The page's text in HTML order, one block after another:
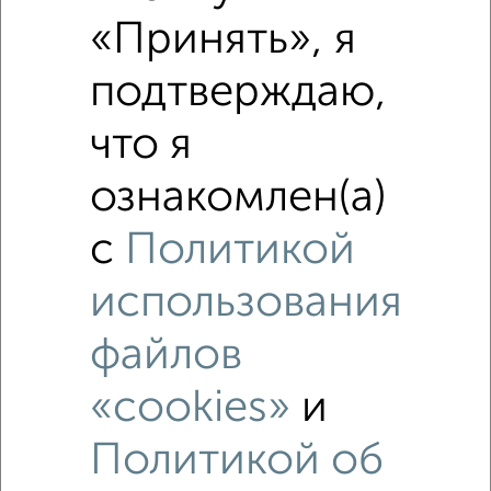
Рядом, с меньшей ценой
Недалеко от жилой комплекс Атлантида с ценой ниже
«Принять», я
подтверждаю,
что я
ознакомлен(а)
с Политикой
использования
файлов
«cookies» и
Политикой об